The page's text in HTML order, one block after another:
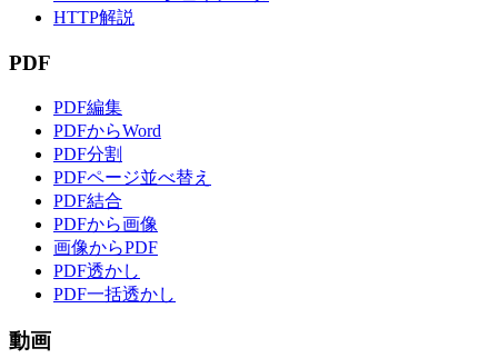
HTTP解説
PDF
PDF編集
PDFからWord
PDF分割
PDFページ並べ替え
PDF結合
PDFから画像
画像からPDF
PDF透かし
PDF一括透かし
動画